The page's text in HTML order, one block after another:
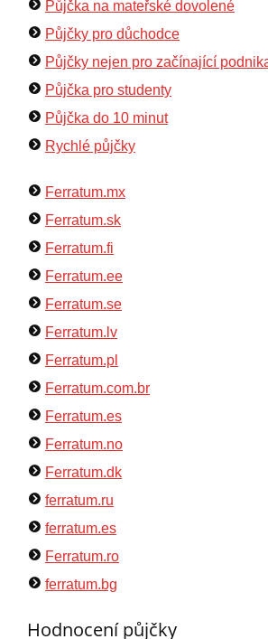
Půjčka na mateřské dovolené
Půjčky pro důchodce
Půjčky nejen pro začínající
Půjčka pro studenty
Půjčka do 10 minut
Rychlé půjčky
Ferratum.mx
Ferratum.sk
Ferratum.fi
Ferratum.ee
Ferratum.se
Ferratum.lv
Ferratum.pl
Ferratum.com.br
Ferratum.es
Ferratum.no
Ferratum.dk
ferratum.ru
ferratum.es
Ferratum.ro
ferratum.bg
Hodnocení půjčky